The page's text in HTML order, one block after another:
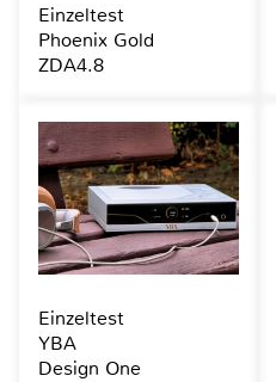
Einzeltest
Phoenix Gold
ZDA4.8
Einzeltest
YBA
Design One